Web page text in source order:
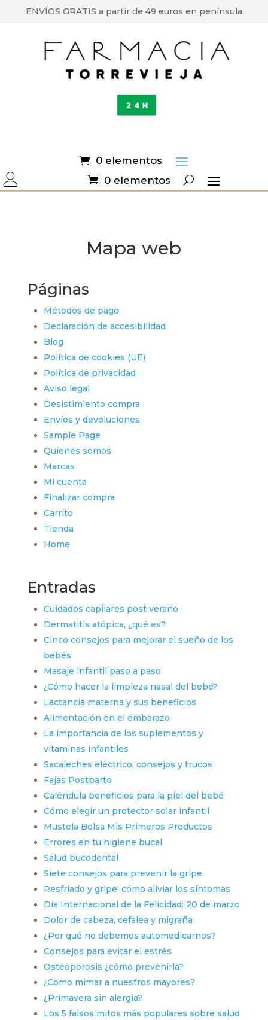
ENVÍOS GRATIS a partir de 49 euros en península
0 elementos
0 elementos
Mapa web
Páginas
Métodos de pago
Declaración de accesibilidad
Blog
Política de cookies (UE)
Política de privacidad
Aviso legal
Desistimiento compra
Envíos y devoluciones
Sample Page
Quienes somos
Marcas
Mi cuenta
Finalizar compra
Carrito
Tienda
Home
Entradas
Cuidados capilares post verano
Dermatitis atópica, ¿qué es?
Cinco consejos para mejorar el sueño de los
bebés
Masaje infantil paso a paso
¿Cómo hacer la limpieza nasal del bebé?
Lactancia materna y sus beneficios
Alimentación en el embarazo
La importancia de los suplementos y
vitaminas infantiles
Sacaleches eléctrico, consejos y trucos
Fajas Postparto
Caléndula beneficios para la piel del bebé
Cómo elegir un protector solar infantil
Mustela Bolsa Mis Primeros Productos
Errores en tu higiene bucal
Salud bucodental
Siete consejos para prevenir la gripe
Resfriado y gripe: cómo aliviar los síntomas
Día Internacional de la Felicidad: 20 de marzo
Dolor de cabeza, cefalea y migraña
¿Por qué no debemos automedicarnos?
Consejos para evitar el estrés
Osteoporosis ¿cómo prevenirla?
¿Como mimar a nuestros mayores?
¿Primavera sin alergia?
Los 5 falsos mitos más populares sobre salud